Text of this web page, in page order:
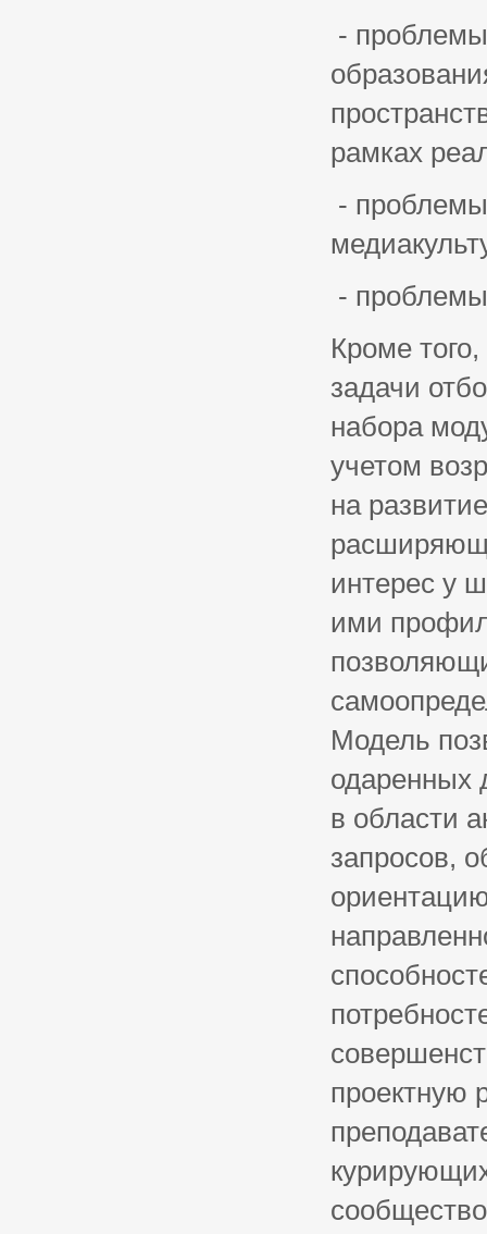
-
рамках
-
- проблемы
Кроме
задачи
набора
учетом
на
интерес у
ими
Модель
одаренных
в области
запросов,
проектную